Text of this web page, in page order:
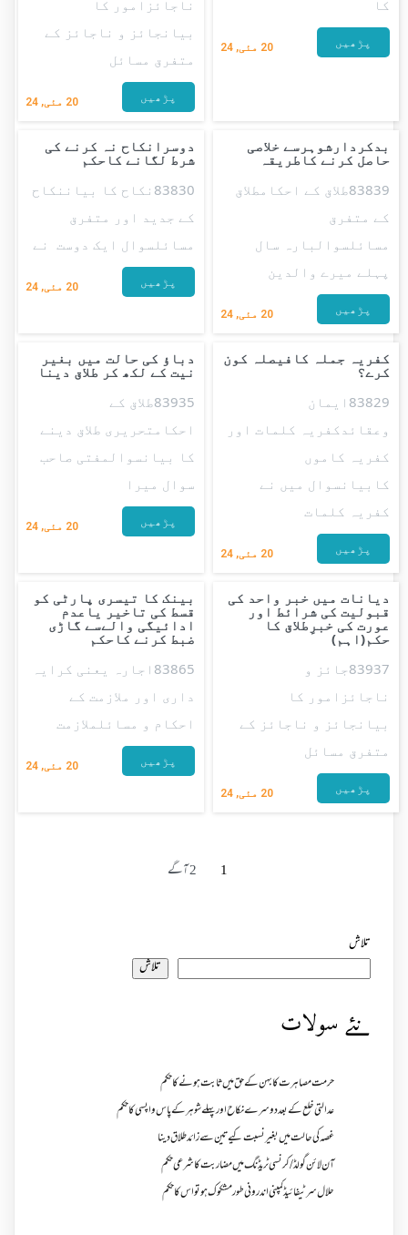
20 مئی, 24
کا
پڑھیں
20 مئی, 24
ناجائزامور کا
بیانجائز و ناجائز کے
متفرق مسائل
پڑھیں
بدکردارشوہرسے خلاصی
حاصل کرنے کاطریقہ
20 مئی, 24
83839طلاق کے احکامطلاق
کے متفرق
مسائلسوالبارہ سال
پہلے میرے والدین
پڑھیں
دوسرانکاح نہ کرنے کی
شرط لگانے کاحکم
20 مئی, 24
83830نکاح کا بیاننکاح
کے جدید اور متفرق
مسائلسوال ایک دوست نے
پڑھیں
کفریہ جملہ کافیصلہ کون
کرے؟
20 مئی, 24
83829ایمان
وعقائدکفریہ کلمات اور
کفریہ کاموں
کابیانسوال میں نے
کفریہ کلمات
پڑھیں
دباؤ کی حالت میں بغیر
نیت کے لکھ کر طلاق دینا
20 مئی, 24
83935طلاق کے
احکامتحریری طلاق دینے
کا بیانسوالمفتی صاحب
سوال میرا
پڑھیں
دیانات میں خبر واحد کی
قبولیت کی شرائط اور
عورت کی خبرِطلاق کا
حکم(اہم)
20 مئی, 24
83937جائز و
ناجائزامور کا
بیانجائز و ناجائز کے
متفرق مسائل
پڑھیں
بینک کا تیسری پارٹی کو
قسط کی تاخیر یاعدم
ادائیگی والےسے گاڑی
ضبط کرنے کاحکم
20 مئی, 24
83865اجارہ یعنی کرایہ
داری اور ملازمت کے
احکام و مسائلملازمت
پڑھیں
1
2آگے
تلاش
تلاش
نئے سولات
حرمت مصاہرت کا بہن کے حق میں ثابت ہونے کا حکم
عدالتی خلع کے بعد دوسرے نکاح اور پہلے شوہر کے پاس واپسی کا حکم
غصہ کی حالت میں بغیر نسبت کیے تین سے زائد طلاق دینا
آن لائن گولڈ /کرنسی ٹریڈنگ میں مضاربت کا شرعی حکم
حلال سرٹیفائیڈ کمپنی اندرونی طور مشکوک ہو تو اس کا حکم